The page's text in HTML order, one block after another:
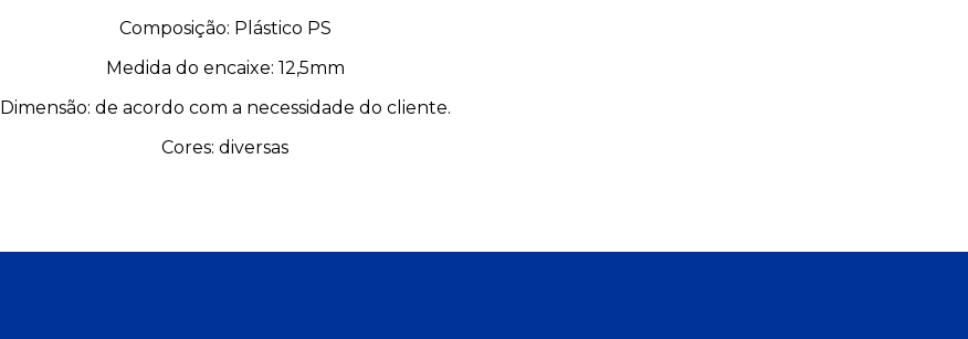
Composição: Plástico PS
Medida do encaixe: 12,5mm
Dimensão: de acordo com a necessidade do cliente.
Cores: diversas